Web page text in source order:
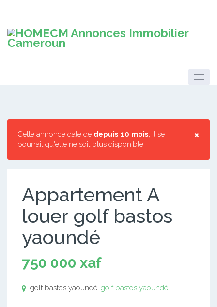
×
Cette annonce date de depuis 10 mois, il se
pourrait qu'elle ne soit plus disponible.
Appartement A
louer golf bastos
yaoundé
750 000 xaf
golf bastos yaoundé, golf bastos yaoundé